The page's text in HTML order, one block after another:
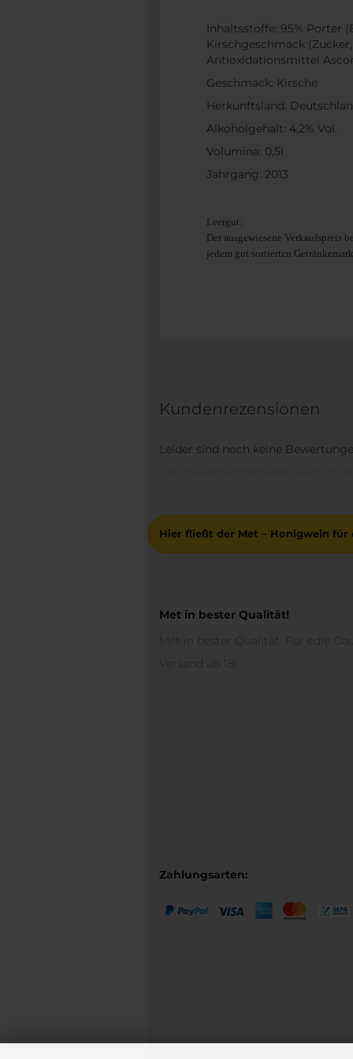
Inhaltsstoffe: 95% Porter
Kirschgeschmack
Antioxidationsmittel
Geschmack: Kirsche
Herkunftsland:
Alkoholgehalt: 4,2% Vol.
Volumina: 0,5l
Jahrgang: 2013
Leergut:
Der ausgewiesene Verkaufspreis
jedem gut sortierten
Kundenrezensionen
Leider sind noch keine
Hier fließt der Met – Honigwein für
Met in bester Qualität!
Met in bester Qualität. Für edle
Versand ab 18!
Zahlungsarten: